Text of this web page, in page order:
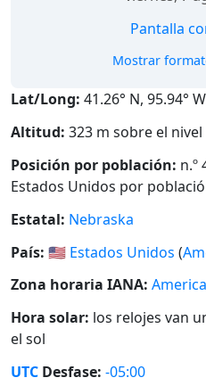
Pantalla
Mostrar
Lat/Long: 41.26° N, 95.94° W
Altitud: 323 m sobre el
Posición por población: n.º
Estados Unidos por
Estatal: Nebraska
País: 🇺🇸 Estados Unidos (
Zona horaria IANA:
Hora solar: los relojes van
el sol
UTC Desfase: -05:00